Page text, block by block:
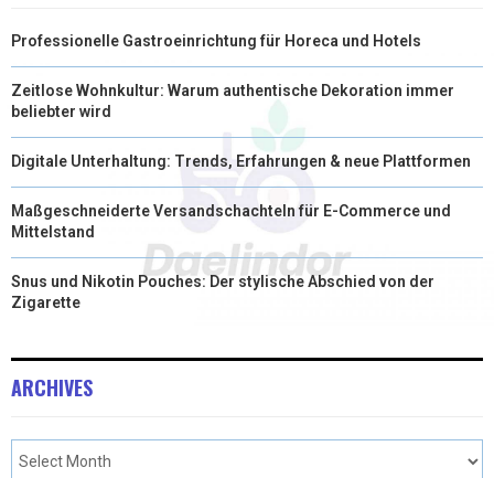
Professionelle Gastroeinrichtung für Horeca und Hotels
Zeitlose Wohnkultur: Warum authentische Dekoration immer
beliebter wird
Digitale Unterhaltung: Trends, Erfahrungen & neue Plattformen
Maßgeschneiderte Versandschachteln für E-Commerce und
Mittelstand
Snus und Nikotin Pouches: Der stylische Abschied von der
Zigarette
ARCHIVES